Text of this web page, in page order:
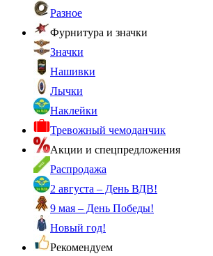
Разное
Фурнитура и значки
Значки
Нашивки
Лычки
Наклейки
Тревожный чемоданчик
Акции и спецпредложения
Распродажа
2 августа – День ВДВ!
9 мая – День Победы!
Новый год!
Рекомендуем